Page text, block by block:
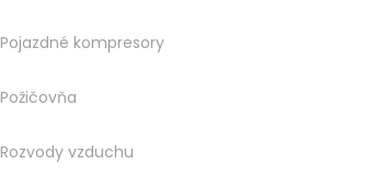
Pojazdné kompresory
Požičovňa
Rozvody vzduchu